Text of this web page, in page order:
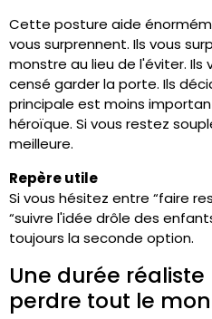
Cette posture aide
vous surprennent. Ils vous
monstre au lieu de l'éviter.
censé garder la porte. Ils
principale est moins
héroïque. Si vous restez
meilleure.
Repère utile
Si vous hésitez entre “faire
“suivre l'idée drôle des
toujours la seconde option.
Une durée
perdre tout le